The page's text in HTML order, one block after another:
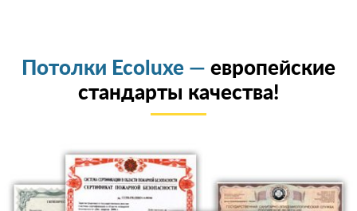
Потолки Ecoluxe — европейские
стандарты качества!